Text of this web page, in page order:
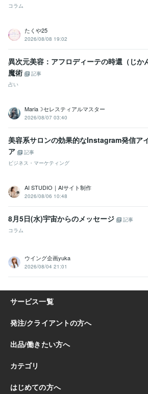
コラム
たくや25
2026/08/08 19:02
異次元美容：アフロディーテの時還（じか
魔術
記事
占い
Maria☽セレスティアルマスター
2026/08/07 03:40
美容系サロンの効果的なInstagram発信ア
ア
記事
ビジネス・マーケティング
AI STUDIO｜AIサイト制作
2026/08/06 10:48
8月5日(水)宇宙からのメッセージ
記事
コラム
ウイング企画yuka
2026/08/04 21:01